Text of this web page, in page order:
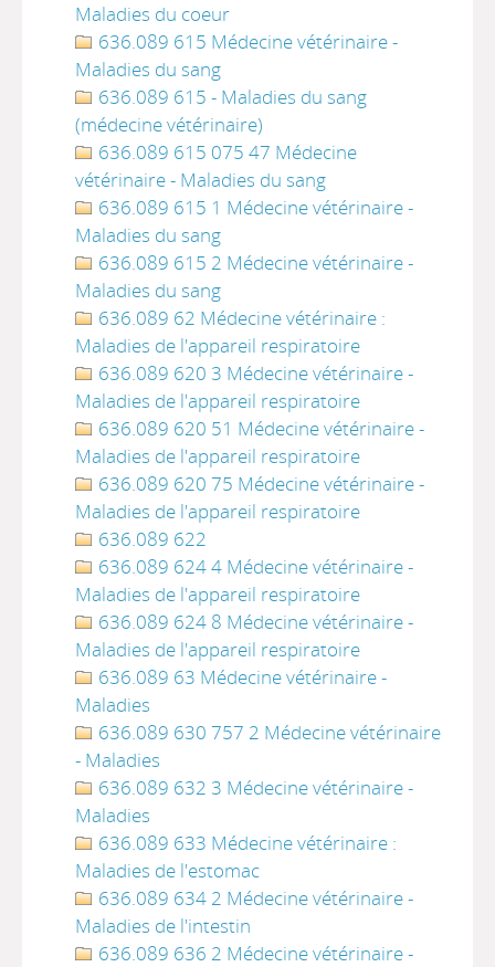
Maladies du coeur
636.089 615 Médecine vétérinaire -
Maladies du sang
636.089 615 - Maladies du sang
(médecine vétérinaire)
636.089 615 075 47 Médecine
vétérinaire - Maladies du sang
636.089 615 1 Médecine vétérinaire -
Maladies du sang
636.089 615 2 Médecine vétérinaire -
Maladies du sang
636.089 62 Médecine vétérinaire :
Maladies de l'appareil respiratoire
636.089 620 3 Médecine vétérinaire -
Maladies de l'appareil respiratoire
636.089 620 51 Médecine vétérinaire -
Maladies de l'appareil respiratoire
636.089 620 75 Médecine vétérinaire -
Maladies de l'appareil respiratoire
636.089 622
636.089 624 4 Médecine vétérinaire -
Maladies de l'appareil respiratoire
636.089 624 8 Médecine vétérinaire -
Maladies de l'appareil respiratoire
636.089 63 Médecine vétérinaire -
Maladies
636.089 630 757 2 Médecine vétérinaire
- Maladies
636.089 632 3 Médecine vétérinaire -
Maladies
636.089 633 Médecine vétérinaire :
Maladies de l'estomac
636.089 634 2 Médecine vétérinaire -
Maladies de l'intestin
636.089 636 2 Médecine vétérinaire -